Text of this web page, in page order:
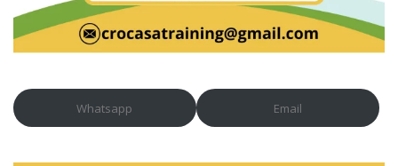
Whatsapp Email